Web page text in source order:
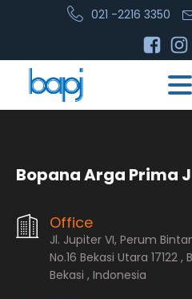
021 -2216 3350
Bopana Arga Prima
Office
Jl. Jupiter VI, Perum
No.16 Bekasi Utara 17122 ,
Bekasi , Indonesia